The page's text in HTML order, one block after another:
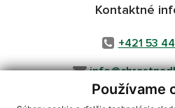
Používame
Kontaktné
+421 53